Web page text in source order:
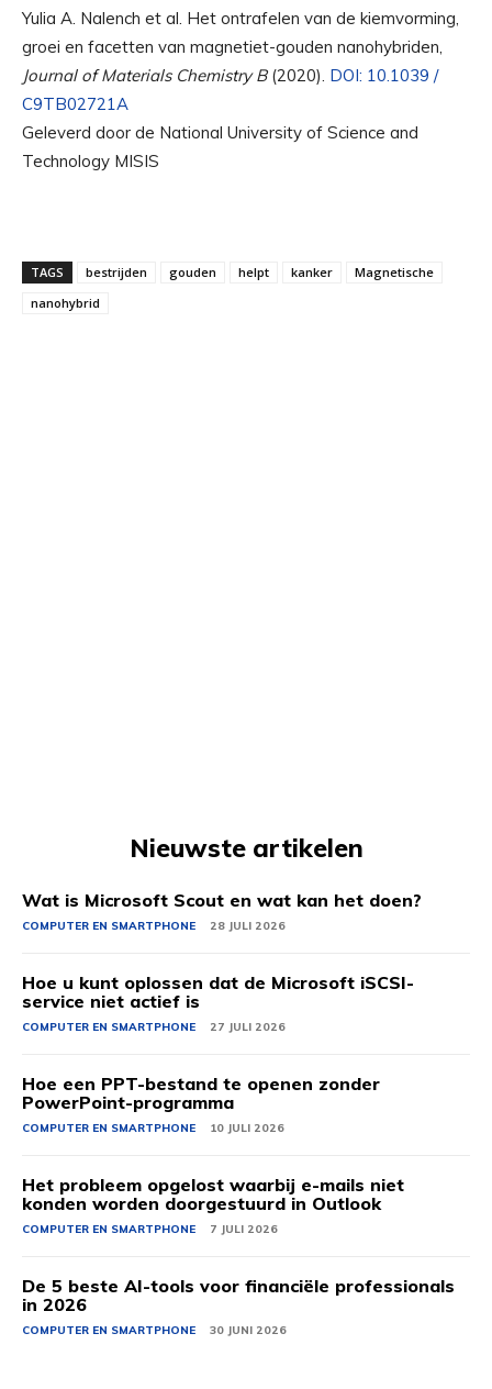
Yulia A. Nalench et al. Het ontrafelen van de kiemvorming,
groei en facetten van magnetiet-gouden nanohybriden,
Journal of Materials Chemistry B(2020). DOI: 10.1039 /
C9TB02721A
Geleverd door de National University of Science and
Technology MISIS
TAGS bestrijden gouden helpt kanker
Magnetische
nanohybrid
Nieuwste artikelen
Wat is Microsoft Scout en wat kan het doen?
COMPUTER EN SMARTPHONE 28 JULI 2026
Hoe u kunt oplossen dat de Microsoft iSCSI-
service niet actief is
COMPUTER EN SMARTPHONE 27 JULI 2026
Hoe een PPT-bestand te openen zonder
PowerPoint-programma
COMPUTER EN SMARTPHONE 10 JULI 2026
Het probleem opgelost waarbij e-mails niet
konden worden doorgestuurd in Outlook
COMPUTER EN SMARTPHONE 7 JULI 2026
De 5 beste AI-tools voor financiële professionals
in 2026
COMPUTER EN SMARTPHONE 30 JUNI 2026